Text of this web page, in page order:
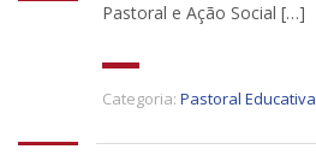
Pastoral e Ação Social […]
Categoria: Pastoral Educativa